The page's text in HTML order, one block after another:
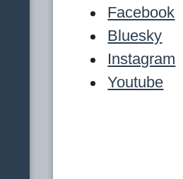
Facebook
Bluesky
Instagram
Youtube